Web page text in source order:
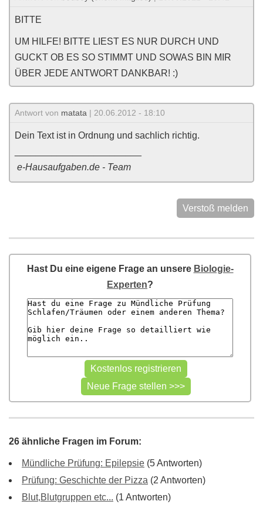
BITTE
UM HILFE! BITTE LIEST ES NUR DURCH UND
GUCKT OB ES SO STIMMT UND SOWAS BIN MIR
ÜBER JEDE ANTWORT DANKBAR! :)
Antwort von matata | 20.06.2012 - 18:10
Dein Text ist in Ordnung und sachlich richtig.
e-Hausaufgaben.de - Team
Verstoß melden
Hast Du eine eigene Frage an unsere Biologie-
Experten?
26 ähnliche Fragen im Forum:
Mündliche Prüfung: Epilepsie (5 Antworten)
Prüfung: Geschichte der Pizza (2 Antworten)
Blut,Blutgruppen etc... (1 Antworten)